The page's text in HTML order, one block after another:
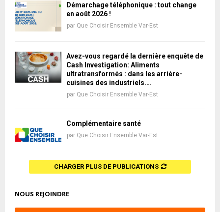
Démarchage téléphonique : tout change
en août 2026 !
par Que Choisir Ensemble Var-Est
Avez-vous regardé la dernière enquête de
Cash Investigation: Aliments
ultratransformés : dans les arrière-
cuisines des industriels.…
par Que Choisir Ensemble Var-Est
Complémentaire santé
par Que Choisir Ensemble Var-Est
CHARGER PLUS DE PUBLICATIONS
NOUS REJOINDRE